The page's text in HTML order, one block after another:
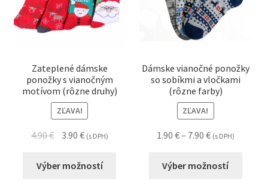
Zateplené dámske
ponožky s vianočným
motívom (rôzne druhy)
ZĽAVA!
4.90€ 3.90 € (s DPH)
Výber možností
Dámske vianočné ponožky
so sobíkmi a vločkami
(rôzne farby)
ZĽAVA!
1.90 €– 7.90 € (s DPH)
Výber možností